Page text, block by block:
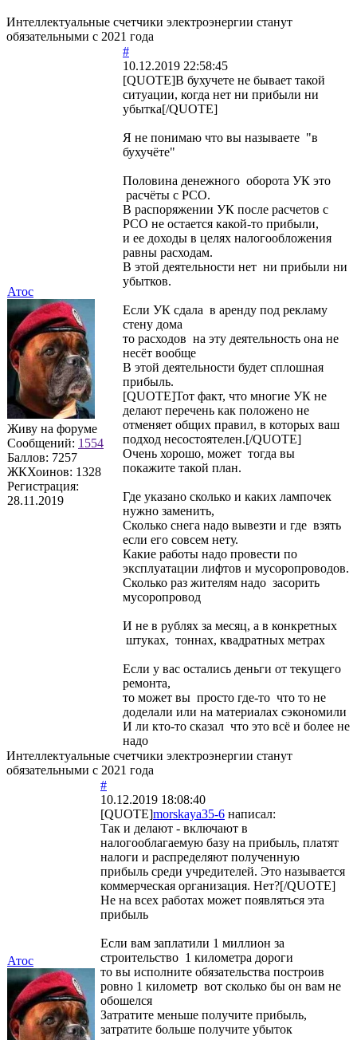
Интеллектуальные счетчики электроэнергии станут
обязательными с 2021 года
Атос
Живу на форуме
Сообщений: 1554
Баллов: 7257
ЖКХоинов: 1328
Регистрация:
28.11.2019
#
10.12.2019 22:58:45
[QUOTE]В бухучете не бывает такой
ситуации, когда нет ни прибыли ни
убытка[/QUOTE]
Я не понимаю что вы называете "в
бухучёте"
Половина денежного оборота УК это
расчёты с РСО.
В распоряжении УК после расчетов с
РСО не остается какой-то прибыли,
и ее доходы в целях налогообложения
равны расходам.
В этой деятельности нет ни прибыли ни
убытков.
Если УК сдала в аренду под рекламу
стену дома
то расходов на эту деятельность она не
несёт вообще
В этой деятельности будет сплошная
прибыль.
[QUOTE]Тот факт, что многие УК не
делают перечень как положено не
отменяет общих правил, в которых ваш
подход несостоятелен.[/QUOTE]
Очень хорошо, может тогда вы
покажите такой план.
Где указано сколько и каких лампочек
нужно заменить,
Сколько снега надо вывезти и где взять
если его совсем нету.
Какие работы надо провести по
эксплуатации лифтов и мусоропроводов.
Сколько раз жителям надо засорить
мусоропровод
И не в рублях за месяц, а в конкретных
штуках, тоннах, квадратных метрах
Если у вас остались деньги от текущего
ремонта,
то может вы просто где-то что то не
доделали или на материалах сэкономили
И ли кто-то сказал что это всё и более не
надо
Интеллектуальные счетчики электроэнергии станут
обязательными с 2021 года
Атос
#
10.12.2019 18:08:40
[QUOTE]morskaya35-6 написал:
Так и делают - включают в
налогооблагаемую базу на прибыль, платят
налоги и распределяют полученную
прибыль среди учредителей. Это называется
коммерческая организация. Нет?[/QUOTE]
Не на всех работах может появляться эта
прибыль
Если вам заплатили 1 миллион за
строительство 1 километра дороги
то вы исполните обязательства построив
ровно 1 километр вот сколько бы он вам не
обошелся
Затратите меньше получите прибыль,
затратите больше получите убыток